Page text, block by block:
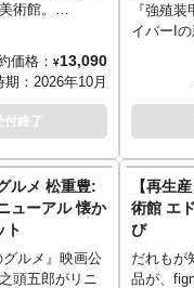
術館。
ント・ファ
ひまわり」を
した。ゴッホ
一際有名な油
繊細に立体
なただけの
現することが
品の立体化に
背景付き額縁
画から飛び出
ィスプレイが
価格： ¥13,090
期： 2026年10月
付終了
『強殖
イバーI
ー・ギ
です！
殖装」
ンティ
いう
サイズに
巨大な
シュで
ガイバー
ディテー
甲ガイバ
けてきた
ルメ 松重豊:
ューアル 懐か
ット
グルメ』映画公
頭五郎がリニ
【再生
術館 エ
び
だれもが
品が、